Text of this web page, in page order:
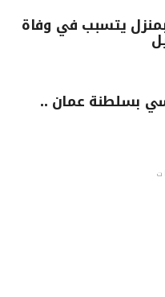
يتسبب في وفاة
بسلطنة عمان ..